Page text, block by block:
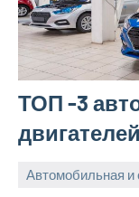
ТОП -3
Автомобильная и